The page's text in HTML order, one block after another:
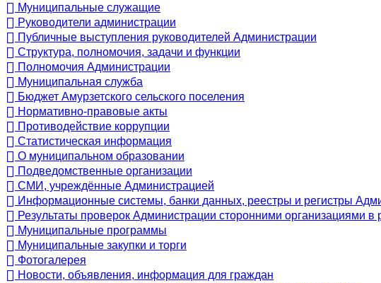
Муниципальные служащие
Руководители администрации
Публичные выступления руководителей Администрации
Структура, полномочия, задачи и функции
Полномочия Администрации
Муниципальная служба
Бюджет Амурзетского сельского поселения
Нормативно-правовые акты
Противодействие коррупции
Статистическая информация
О муниципальном образовании
Подведомственные организации
СМИ, учреждённые Администрацией
Информационные системы, банки данных, реестры и регистры
Результаты проверок Администрации сторонними организациями в
Муниципальные программы
Муниципальные закупки и торги
Фотогалерея
Новости, объявления, информация для граждан